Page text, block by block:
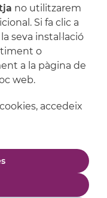
no utilitzarem
Si fa clic a
seva instal·lació
o
a la pàgina de
web.
accedeix